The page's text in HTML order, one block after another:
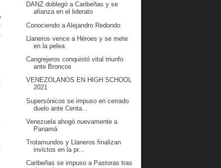
DANZ doblegó a Caribeñas y se
afianza en el liderato
Conociendo a Alejandro Redondo
Llaneros vence a Héroes y se mete
en la pelea
Cangrejeros conquistó vital triunfo
ante Broncos
VENEZOLANOS EN HIGH SCHOOL
2021
Supersónicos se impuso en cerrado
duelo ante Centa...
Venezuela ahogó nuevamente a
Panamá
Trotamundos y Llaneros finalizan
invictos en la pr...
Caribeñas se impuso a Pastoras tras